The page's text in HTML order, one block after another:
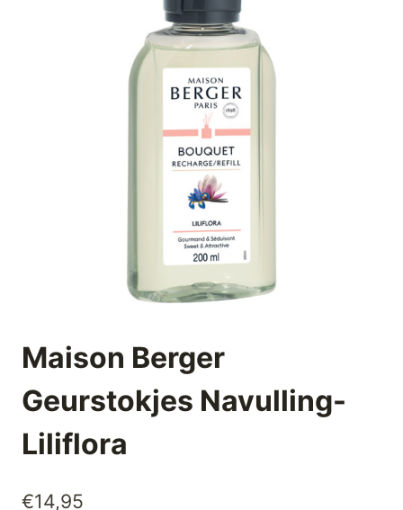
Maison Berger
Geurstokjes Navulling-
Liliflora
€14,95